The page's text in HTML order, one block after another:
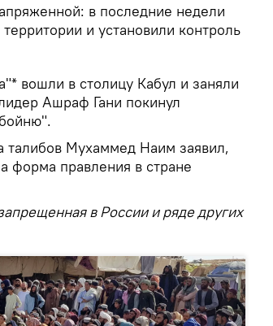
в последние недели
и установили контроль
вошли в столицу Кабул и заняли
Ашраф Гани покинул
талибов Мухаммед Наим заявил,
форма правления в стране
в России и ряде других